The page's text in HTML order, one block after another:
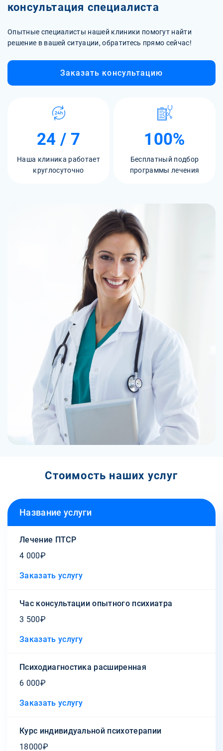
консультация специалиста
Опытные специалисты нашей клиники помогут найти
решение в вашей ситуации, обратитесь прямо сейчас!
Заказать консультацию
24 / 7
Наша клиника работает
круглосуточно
100%
Бесплатный подбор
программы лечения
Стоимость наших услуг
Название услуги
Лечение ПТСР
4 000₽
Заказать услугу
Час консультации опытного психиатра
3 500₽
Заказать услугу
Психодиагностика расширенная
6 000₽
Заказать услугу
Курс индивидуальной психотерапии
18000₽